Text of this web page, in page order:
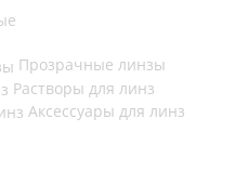
Прозрачные линзы
Растворы для линз
Аксессуары для линз